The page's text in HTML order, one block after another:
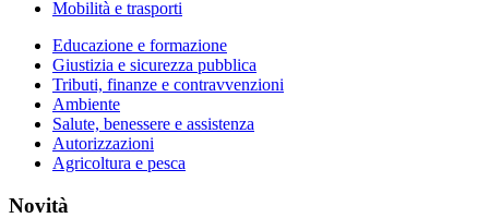
Mobilità e trasporti
Educazione e formazione
Giustizia e sicurezza pubblica
Tributi, finanze e contravvenzioni
Ambiente
Salute, benessere e assistenza
Autorizzazioni
Agricoltura e pesca
Novità